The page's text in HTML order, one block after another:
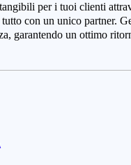
per i tuoi clienti
con un unico partner.
garantendo un ottimo